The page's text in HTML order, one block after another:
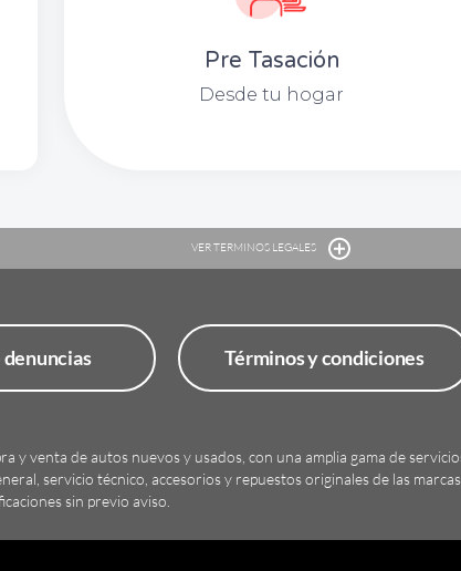
Pre Tasación
Desde tu hogar
VER TERMINOS LEGALES
denuncias Términos y condiciones
y venta de autos nuevos y usados, con una amplia gama de
servicio técnico, accesorios y repuestos originales de las
sin previo aviso.